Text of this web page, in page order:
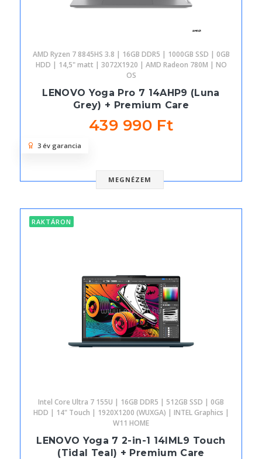
AMD Ryzen 7 8845HS 3.8 | 16GB DDR5 | 1000GB SSD | 0GB
HDD | 14,5" matt | 3072X1920 | AMD Radeon 780M | NO
OS
LENOVO Yoga Pro 7 14AHP9 (Luna
Grey) + Premium Care
439 990 Ft
MEGNÉZEM
3 év garancia
RAKTÁRON
Intel Core Ultra 7 155U | 16GB DDR5 | 512GB SSD | 0GB
HDD | 14" Touch | 1920X1200 (WUXGA) | INTEL Graphics |
W11 HOME
LENOVO Yoga 7 2-in-1 14IML9 Touch
(Tidal Teal) + Premium Care